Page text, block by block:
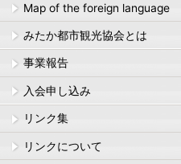
Map of the foreign language
みたか都市観光協会とは
事業報告
入会申し込み
リンク集
リンクについて